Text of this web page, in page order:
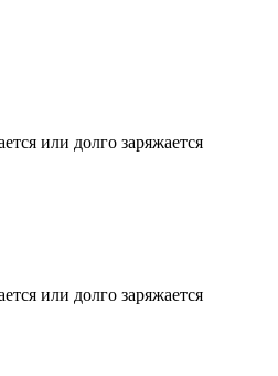
или долго заряжается
или долго заряжается